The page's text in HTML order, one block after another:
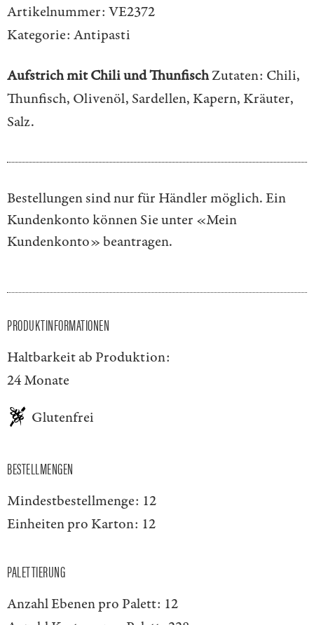
Artikelnummer: VE2372
Kategorie: Antipasti
Aufstrich mit Chili und ThunfischZutaten: Chili,
Thunfisch, Olivenöl, Sardellen, Kapern, Kräuter,
Salz.
Bestellungen sind nur für Händler möglich. Ein
Kundenkonto können Sie unter «Mein
Kundenkonto»beantragen.
PRODUKTINFORMATIONEN
Haltbarkeit ab Produktion:
24 Monate
Glutenfrei
BESTELLMENGEN
Mindestbestellmenge: 12
Einheiten pro Karton: 12
PALETTIERUNG
Anzahl Ebenen pro Palett: 12